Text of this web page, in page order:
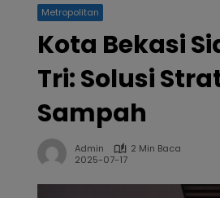
Metropolitan
Kota Bekasi
Tri: Solusi
Sampah
Admin
2 Min Baca
2025-07-17